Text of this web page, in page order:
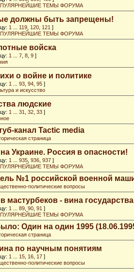
ТЕМЫ ФОРУМА
должны быть запрещены!
1 119 120 121 ]
ТЕМЫ ФОРУМА
войска
1 7 8 9 ]
о войне и политике
1 93 94 95 ]
и искусство
людские
1 31 32 33 ]
канал Tactic media
страница
Украине. Россия в опасности!
1 935 936 937 ]
ТЕМЫ ФОРУМА
№1 российской военной
политические вопросы
мастурбеков - вина государства
1 89 90 91 ]
ТЕМЫ ФОРУМА
Один на один 1995
страница
по научным понятиям
1 15 16 17 ]
политические вопросы